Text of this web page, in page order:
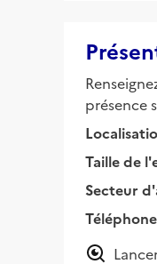
présence
Taille de
Secteur